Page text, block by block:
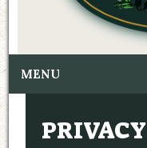
MENU
PRIVACY